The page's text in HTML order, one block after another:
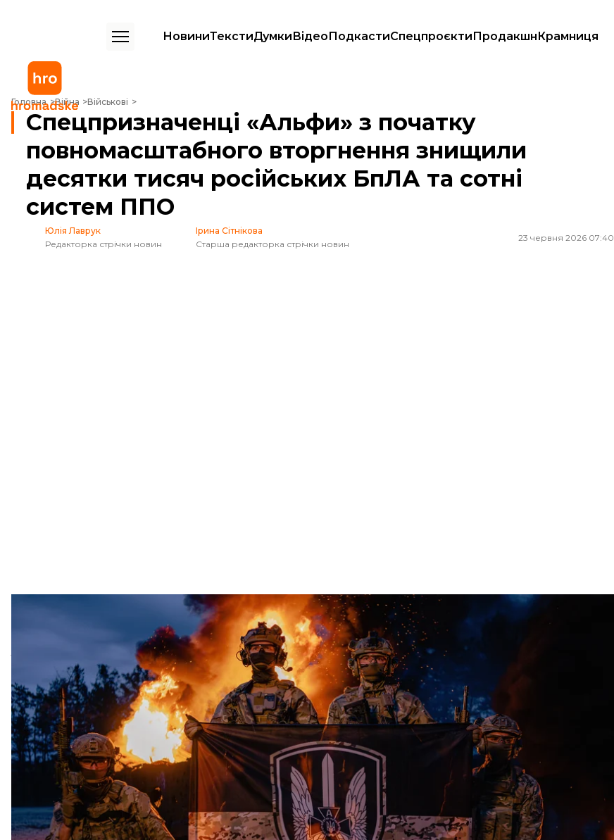
НовиниТекстиДумкиВідеоПодкастиСпецпроєктиПродакшнКрамниця
Головна Війна Військові
Спецпризначенці «Альфи» з початку повномасштабного вторгнення знищили десятки тисяч російських БпЛА та сотні систем ППО
Спецпризначенці «Альфи» з початку
повномасштабного вторгнення знищили
десятки тисяч російських БпЛА та сотні
систем ППО
Юлія Лаврук
Редакторка стрічки новин
Ірина Сітнікова
Старша редакторка стрічки новин
23 червня 2026 07:40
Бійці центру спецоперацій «Альфа» СБУ
Пресслужба СБУ / надано hromadske
За час повномасштабного вторгнення бійці центру спецоперацій «Альфа» СБУ знищили майже дві
тисячі російських танків і приблизно 650 систем ППО. Також на рахунку підрозділу до 20% усіх втрат
російської піхоти.
Про це hromadske повідомили у пресслужбі Служби безпеки України.
23 червня «Альфа» відзначає 32-гу річницю з дня створення підрозділу. Останні три місяці ЦСО
очолює рейтинг зі знищення живої сили ворога й російської техніки за допомогою БпЛА.
«У росіян регулярно палає “бавовна”, а на лінії бойового зіткнення — невпинно зменшується
кількість живих окупантів і щоденно горить їхня уражена техніка. На рахунку підрозділу до 20% усіх
втрат ворожої піхоти», — зазначив т. в. о. голови СБУ генерал-майор Євгеній Хмара.